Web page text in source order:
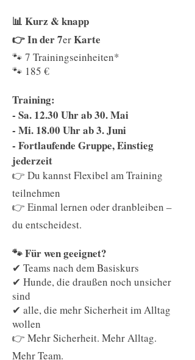
📊 Kurz & knapp
👉 In der 7erKarte
🐾 7 Trainingseinheiten*
🐾 185 €
Training:
- Sa. 12.30 Uhr ab 30. Mai
- Mi. 18.00 Uhr ab 3. Juni
- Fortlaufende Gruppe, Einstieg
jederzeit
👉 Du kannst Flexibel am Training
teilnehmen
👉 Einmal lernen oder dranbleiben –
du entscheidest.
🐾 Für wen geeignet?
✔ Teams nach dem Basiskurs
✔ Hunde, die draußen noch unsicher
sind
✔ alle, die mehr Sicherheit im Alltag
wollen
👉 Mehr Sicherheit. Mehr Alltag.
Mehr Team.